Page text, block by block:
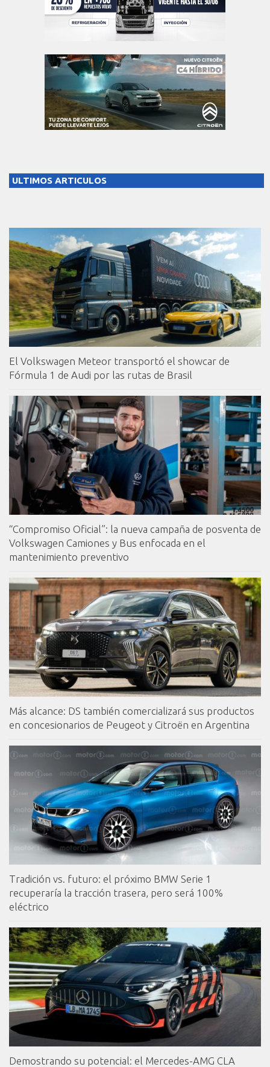
ULTIMOS ARTICULOS
El Volkswagen Meteor transportó el showcar de
Fórmula 1 de Audi por las rutas de Brasil
“Compromiso Oficial”: la nueva campaña de posventa de
Volkswagen Camiones y Bus enfocada en el
mantenimiento preventivo
Más alcance: DS también comercializará sus productos
en concesionarios de Peugeot y Citroën en Argentina
Tradición vs. futuro: el próximo BMW Serie 1
recuperaría la tracción trasera, pero será 100%
eléctrico
Demostrando su potencial: el Mercedes-AMG CLA